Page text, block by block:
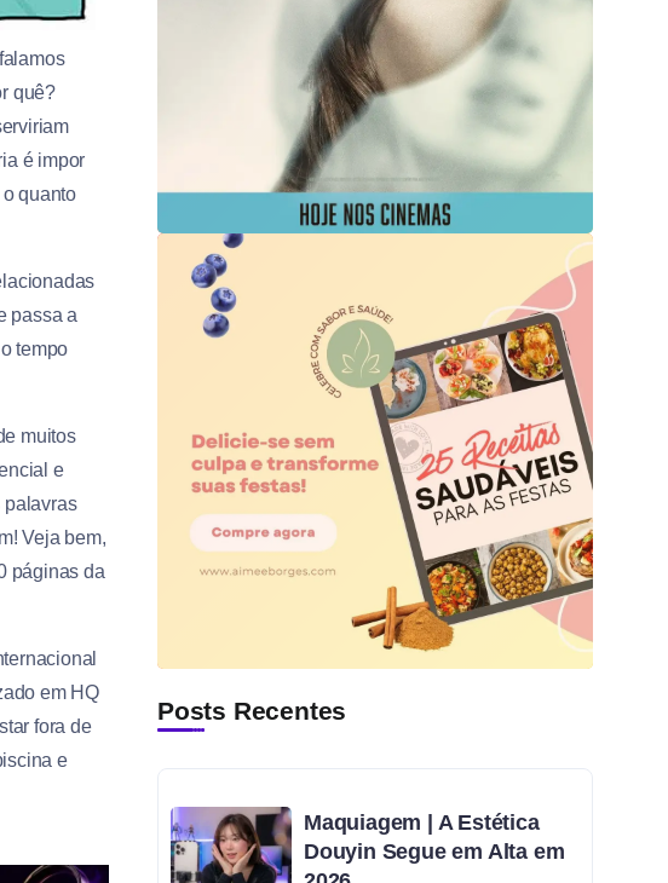
quê?
é impor
quanto
passa a
tempo
muitos
e
palavras
Veja bem,
páginas da
em HQ
fora de
e
Posts Recentes
Maquiagem | A Estética
Douyin Segue em Alta em